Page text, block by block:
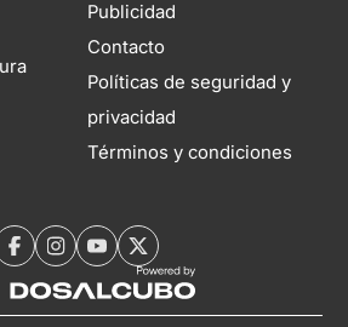
Publicidad
Contacto
Políticas de seguridad y
privacidad
Términos y condiciones